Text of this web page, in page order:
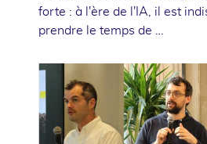
forte : à l'ère de l'IA, il est
prendre le temps de …